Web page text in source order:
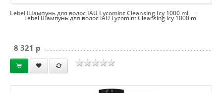
Lebel Шампунь для волос IAU Lycomint Cleansing Icy 1000 ml
Lebel Шампунь для волос IAU Lycomint Cleansing Icy 1000 ml
8 321 p